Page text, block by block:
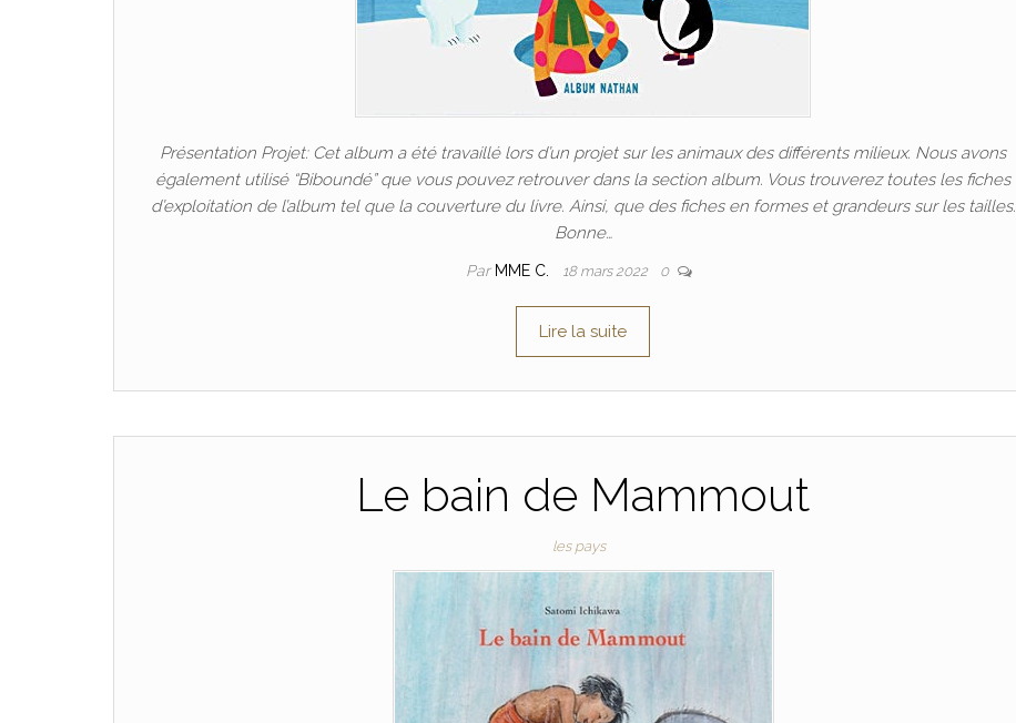
Présentation Projet: Cet album a été travaillé lors d’un projet sur les animaux des différents milieux. Nous avons
également utilisé “Biboundé” que vous pouvez retrouver dans la section album. Vous trouverez toutes les fiches
d’exploitation de l’album tel que la couverture du livre. Ainsi, que des fiches en formes et grandeurs sur les tailles.
Bonne…
Par MME C. 18 mars 2022 0
Lire la suite
Le bain de Mammout
les pays